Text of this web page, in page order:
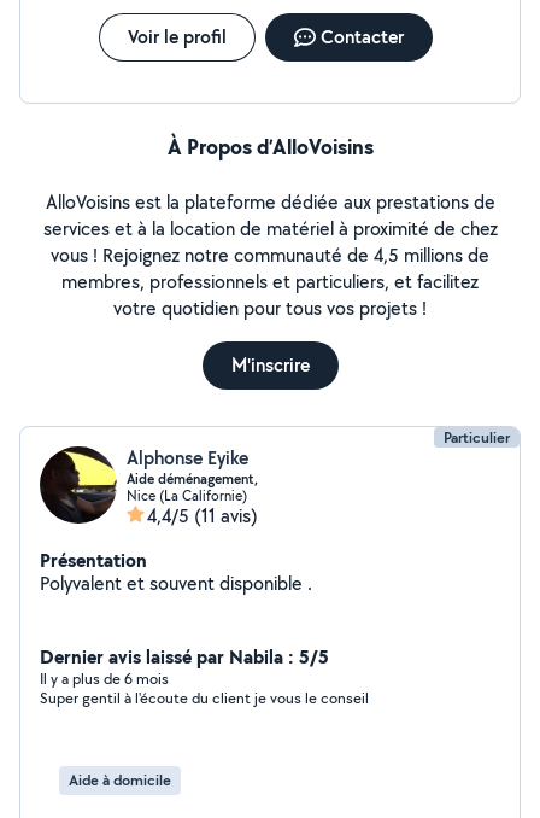
Voir le profil Contacter
À Propos d’AlloVoisins
AlloVoisins est la plateforme dédiée aux prestations de
services et à la location de matériel à proximité de chez
vous ! Rejoignez notre communauté de 4,5 millions de
membres, professionnels et particuliers, et facilitez
votre quotidien pour tous vos projets !
M'inscrire
Particulier
Alphonse Eyike
Aide déménagement,
Nice (La Californie)
4,4/5 (11 avis)
Présentation
Polyvalent et souvent disponible .
Dernier avis laissé par Nabila : 5/5
Il y a plus de 6 mois
Super gentil à l'écoute du client je vous le conseil
Aide à domicile